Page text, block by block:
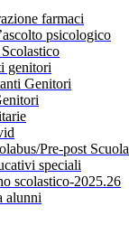
farmaci
psicologico
genitori
Genitori
Pre-post Scuola
speciali
scolastico-2025.26
alunni